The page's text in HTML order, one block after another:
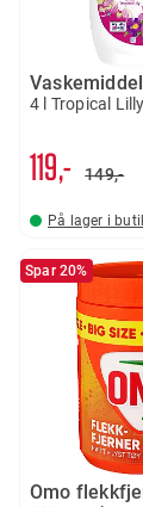
Vaskemiddel
4 l Tropical Lilly
119,- 149,-
På lager i
Spar 20%
Omo